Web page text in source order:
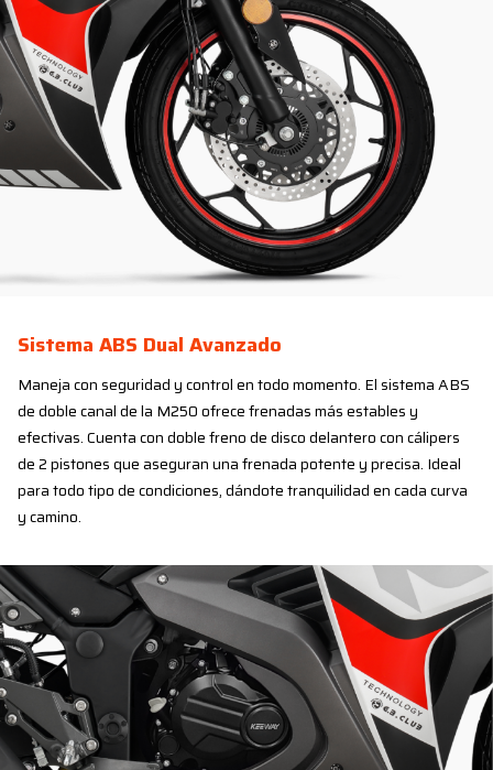
Sistema ABS Dual Avanzado
Maneja con seguridad y control en todo momento. El sistema ABS
de doble canal de la M250 ofrece frenadas más estables y
efectivas. Cuenta con doble freno de disco delantero con cálipers
de 2 pistones que aseguran una frenada potente y precisa. Ideal
para todo tipo de condiciones, dándote tranquilidad en cada curva
y camino.